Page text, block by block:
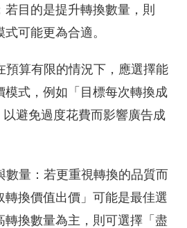
目的是提升轉換數量，則
式可能更為合適。
預算有限的情況下，應選擇能
模式，例如「目標每次轉換成
以避免過度花費而影響廣告成
數量：若更重視轉換的品質而
轉換價值出價」可能是最佳選
轉換數量為主，則可選擇「盡